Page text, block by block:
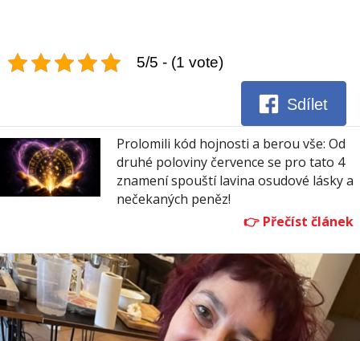
5/5 - (1 vote)
Sdílet
Prolomili kód hojnosti a berou vše: Od
druhé poloviny července se pro tato 4
znamení spouští lavina osudové lásky a
nečekaných peněz!